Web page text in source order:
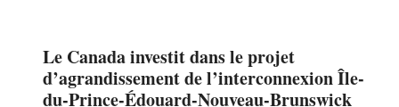
Le Canada investit dans le projet
d’agrandissement de l’interconnexion Île-
du-Prince-Édouard-Nouveau-Brunswick